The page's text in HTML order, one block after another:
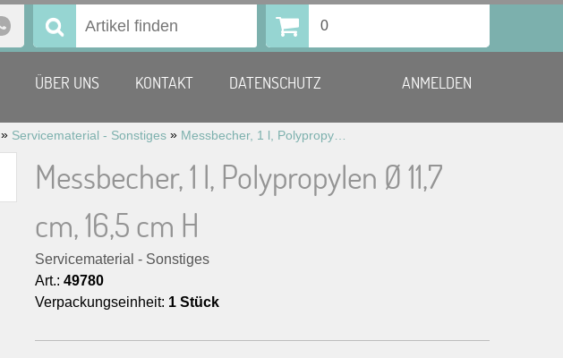
Suchen 0
ÜBER UNS KONTAKT DATENSCHUTZ ANMELDEN
» Servicematerial - Sonstiges »
Messbecher, 1 l, Polypropylen Ø 11,7
cm, 16,5 cm H
Servicematerial - Sonstiges
Art.: 49780
Verpackungseinheit: 1 Stück